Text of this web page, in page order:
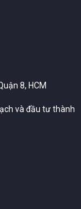
8, HCM
và đầu tư thành